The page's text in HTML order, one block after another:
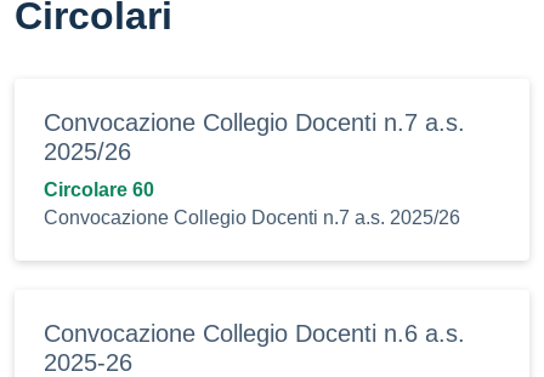
Circolari
Convocazione Collegio Docenti n.7 a.s.
2025/26
Circolare 60
Convocazione Collegio Docenti n.7 a.s. 2025/26
Convocazione Collegio Docenti n.6 a.s.
2025-26